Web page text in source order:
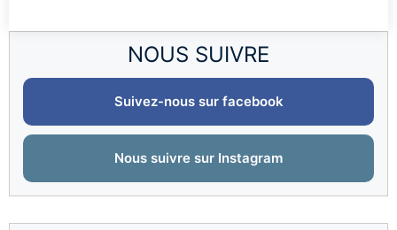
NOUS SUIVRE
Suivez-nous sur facebook
Nous suivre sur Instagram